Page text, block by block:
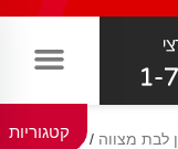
קטגוריות לבת מצווה / קליעת